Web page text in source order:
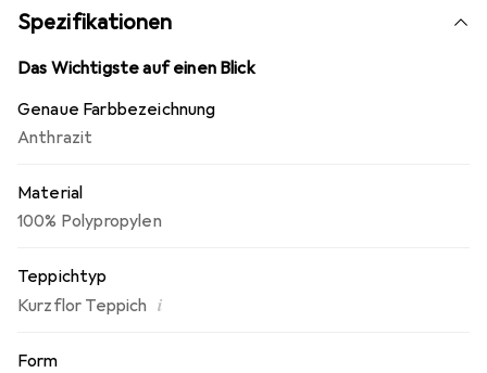
umweltfreundlicher Teppichboden e.V.
Spezifikationen
Das Wichtigste auf einen Blick
Genaue Farbbezeichnung
Anthrazit
Material
100% Polypropylen
Teppichtyp
Kurzflor Teppich i
Form